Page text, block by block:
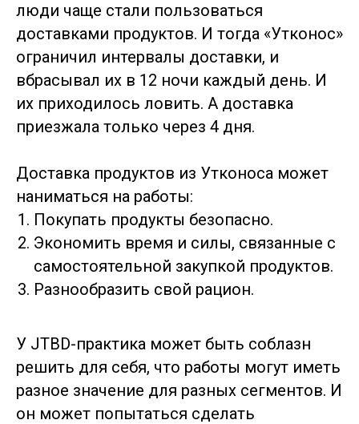
люди чаще стали пользоваться
доставками продуктов. И тогда «Утконос»
ограничил интервалы доставки, и
вбрасывал их в 12 ночи каждый день. И
их приходилось ловить. А доставка
приезжала только через 4 дня.
Доставка продуктов из Утконоса может
наниматься на работы:
Покупать продукты безопасно.
Экономить время и силы, связанные с
самостоятельной закупкой продуктов.
Разнообразить свой рацион.
У JTBD-практика может быть соблазн
решить для себя, что работы могут иметь
разное значение для разных сегментов. И
он может попытаться сделать
Качественные исследования:
от планирования до отчета
Исследование CX: глубинные
интервью
Связаться в Телеграм
Email
Телеграм-чат
Youtube канал
Телеграм-канал